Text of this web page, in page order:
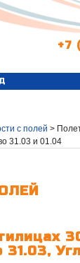
+7
с полей >
31.03 и 01.04